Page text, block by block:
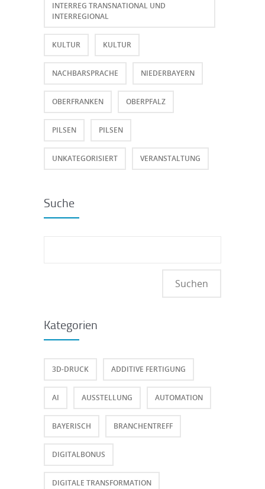
INTERREG TRANSNATIONAL UND
INTERREGIONAL
KULTUR KULTUR
NACHBARSPRACHE NIEDERBAYERN
OBERFRANKEN OBERPFALZ
PILSEN PILSEN
UNKATEGORISIERT VERANSTALTUNG
Suche
Kategorien
3D-DRUCK ADDITIVE FERTIGUNG
AI AUSSTELLUNG AUTOMATION
BAYERISCH BRANCHENTREFF
DIGITALBONUS
DIGITALE TRANSFORMATION